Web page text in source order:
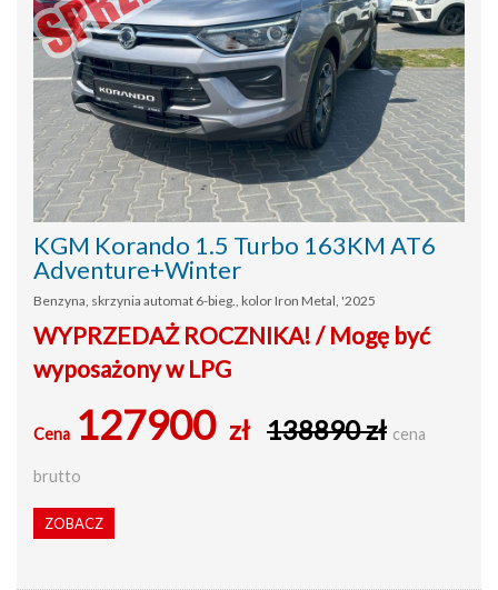
KGM Korando 1.5 Turbo 163KM AT6
Adventure+Winter
Benzyna, skrzynia automat 6-bieg., kolor Iron Metal, '2025
WYPRZEDAŻ ROCZNIKA! / Mogę być
wyposażony w LPG
Cena 127900 zł 138890 zł cena
brutto
ZOBACZ